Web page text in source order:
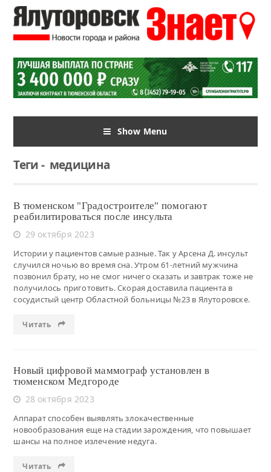
Show Menu
Теги-медицина
В тюменском "Градостроителе" помогают
реабилитироваться после инсульта
29 октября 2023
Истории у пациентов самые разные. Так у Арсена Д. инсульт
случился ночью во время сна. Утром 61-летний мужчина
позвонил брату, но не смог ничего сказать и завтрак тоже не
получилось приготовить. Скорая доставила пациента в
сосудистый центр Областной больницы №23 в Ялуторовске.
Читать
Новый цифровой маммограф установлен в
тюменском Медгороде
28 октября 2023
Аппарат способен выявлять злокачественные
новообразования еще на стадии зарождения, что повышает
шансы на полное излечение недуга.
Читать